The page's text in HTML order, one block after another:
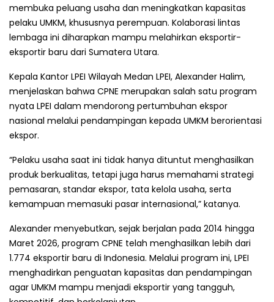
membuka peluang usaha dan meningkatkan kapasitas
pelaku UMKM, khususnya perempuan. Kolaborasi lintas
lembaga ini diharapkan mampu melahirkan eksportir-
eksportir baru dari Sumatera Utara.
Kepala Kantor LPEI Wilayah Medan LPEI, Alexander Halim,
menjelaskan bahwa CPNE merupakan salah satu program
nyata LPEI dalam mendorong pertumbuhan ekspor
nasional melalui pendampingan kepada UMKM berorientasi
ekspor.
“Pelaku usaha saat ini tidak hanya dituntut menghasilkan
produk berkualitas, tetapi juga harus memahami strategi
pemasaran, standar ekspor, tata kelola usaha, serta
kemampuan memasuki pasar internasional,” katanya.
Alexander menyebutkan, sejak berjalan pada 2014 hingga
Maret 2026, program CPNE telah menghasilkan lebih dari
1.774 eksportir baru di Indonesia. Melalui program ini, LPEI
menghadirkan penguatan kapasitas dan pendampingan
agar UMKM mampu menjadi eksportir yang tangguh,